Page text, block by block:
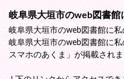
岐阜県大垣市のweb図書館
岐阜県大垣市のweb図書館に
岐阜県大垣市のweb図書館に
スマホのあくま」が掲載されま